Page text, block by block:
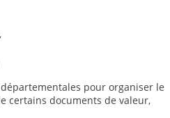
pour organiser le
certains documents de valeur,